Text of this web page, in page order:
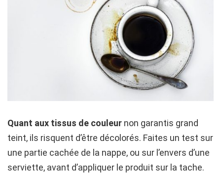
Quant aux tissus de couleur non garantis grand
teint, ils risquent d’être décolorés. Faites un test sur
une partie cachée de la nappe, ou sur l’envers d’une
serviette, avant d’appliquer le produit sur la tache.